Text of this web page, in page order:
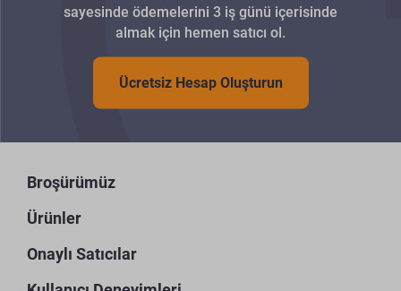
sayesinde ödemelerini 3 iş günü içerisinde
almak için hemen satıcı ol.
Ücretsiz Hesap Oluşturun
Broşürümüz
Ürünler
Onaylı Satıcılar